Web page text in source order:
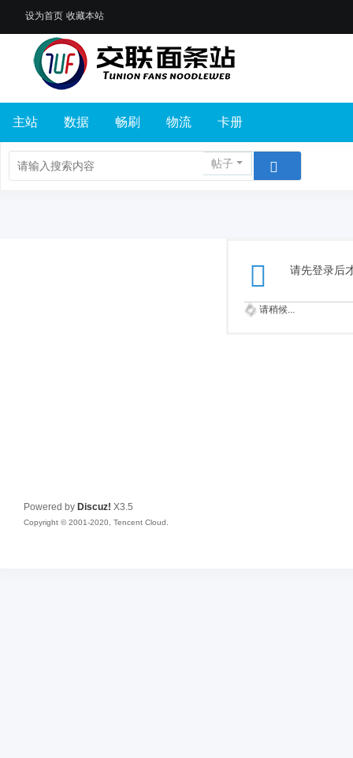
设为首页 收藏本站
主站 数据 畅刷 物流 卡册
帖子
请先登录后
请稍候...
Powered by Discuz! X3.5
Copyright © 2001-2020, Tencent Cloud.